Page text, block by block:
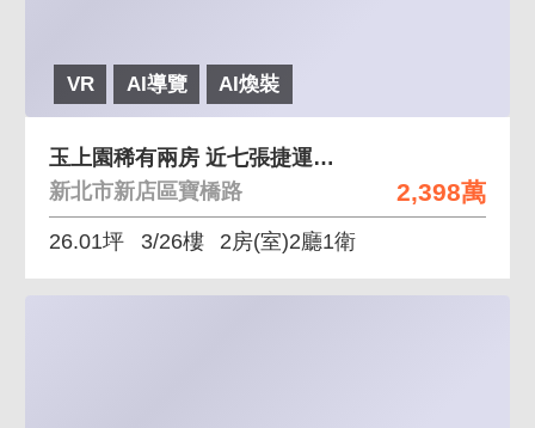
VR AI導覽 AI煥裝
2,398萬
玉上園稀有兩房 近七張捷運站及裕隆城增值潛力佳
新北市新店區寶橋路
26.01坪 3/26樓 2房(室)2廳1衛